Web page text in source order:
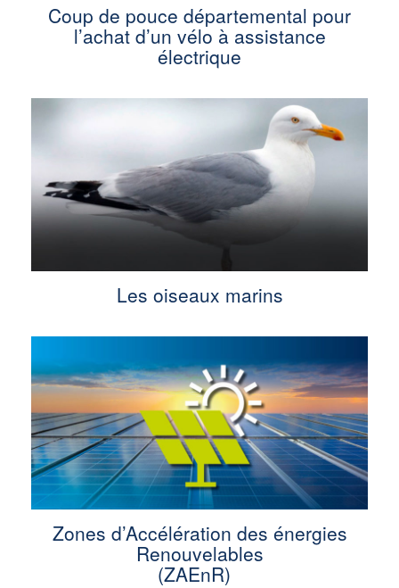
Coup de pouce départemental pour
l’achat d’un vélo à assistance
électrique
Les oiseaux marins
Zones d’Accélération des énergies
Renouvelables
(ZAEnR)